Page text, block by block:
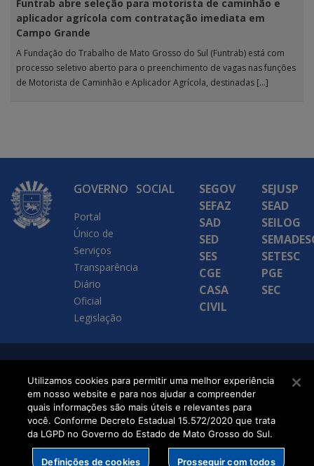
Funtrab abre seleção para motorista de caminhão e
aplicador agrícola com contratação imediata em
Campo Grande
A Fundação do Trabalho de Mato Grosso do Sul (Funtrab) está com
processo seletivo aberto para o preenchimento de vagas nas funções
de Motorista de Caminhão e Aplicador Agrícola, destinadas […]
GOVERNO
Portal
Único de
Serviços
Transparência
Diário
Oficial
Legislação
SOCIAL
SEGOV
SEFAZ
SAD
SED
SES
CGE
CASA
CIVIL
SEJUSP
SEAD
SEILOG
SETESC
PGE
SEC
Executiva de
Transformação Digital
Utilizamos cookies para permitir uma melhor experiência
em nosso website e para nos ajudar a compreender
quais informações são mais úteis e relevantes para
você. Conforme Decreto Estadual 15.572/2020 que trata
da LGPD no Governo do Estado de Mato Grosso do Sul.
Definições de cookies Prosseguir com todos